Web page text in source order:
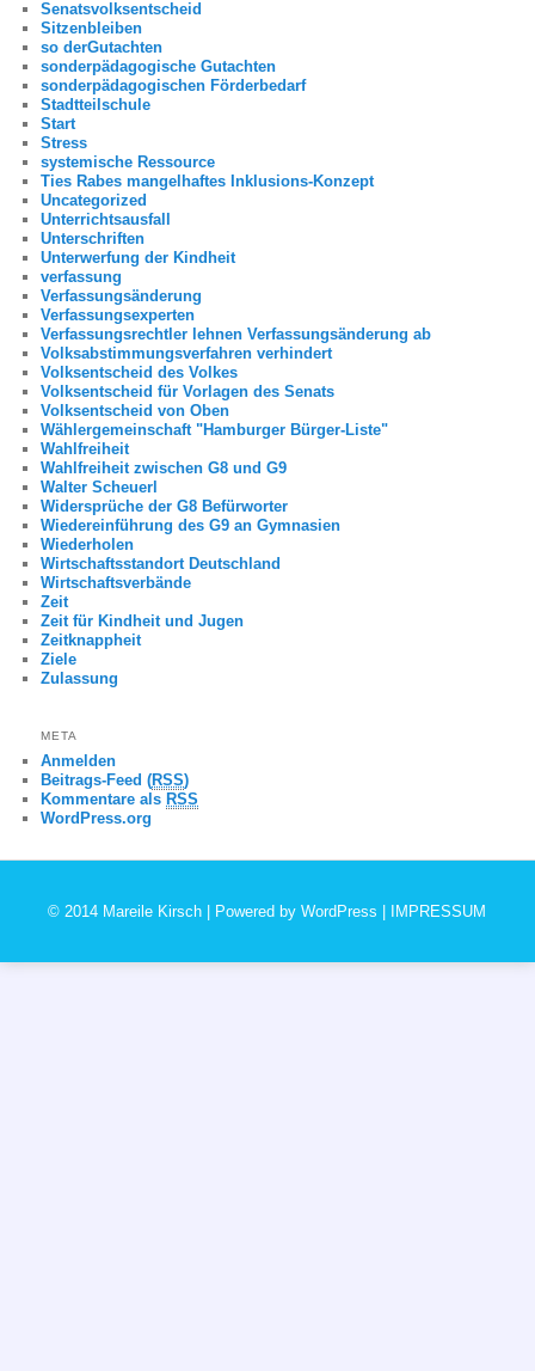
Senatsvolksentscheid
Sitzenbleiben
so derGutachten
sonderpädagogische Gutachten
sonderpädagogischen Förderbedarf
Stadtteilschule
Start
Stress
systemische Ressource
Ties Rabes mangelhaftes Inklusions-Konzept
Uncategorized
Unterrichtsausfall
Unterschriften
Unterwerfung der Kindheit
verfassung
Verfassungsänderung
Verfassungsexperten
Verfassungsrechtler lehnen Verfassungsänderung ab
Volksabstimmungsverfahren verhindert
Volksentscheid des Volkes
Volksentscheid für Vorlagen des Senats
Volksentscheid von Oben
Wählergemeinschaft "Hamburger Bürger-Liste"
Wahlfreiheit
Wahlfreiheit zwischen G8 und G9
Walter Scheuerl
Widersprüche der G8 Befürworter
Wiedereinführung des G9 an Gymnasien
Wiederholen
Wirtschaftsstandort Deutschland
Wirtschaftsverbände
Zeit
Zeit für Kindheit und Jugen
Zeitknappheit
Ziele
Zulassung
META
Anmelden
Beitrags-Feed (RSS)
Kommentare alsRSS
WordPress.org
© 2014 Mareile Kirsch | Powered byWordPress | IMPRESSUM